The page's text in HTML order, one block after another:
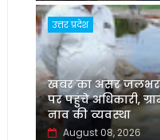
उत्तर प्रदेश
खबर का असर
पर पहुंचे अधिकारी,
नाव की व्यवस्था
August 08, 2026